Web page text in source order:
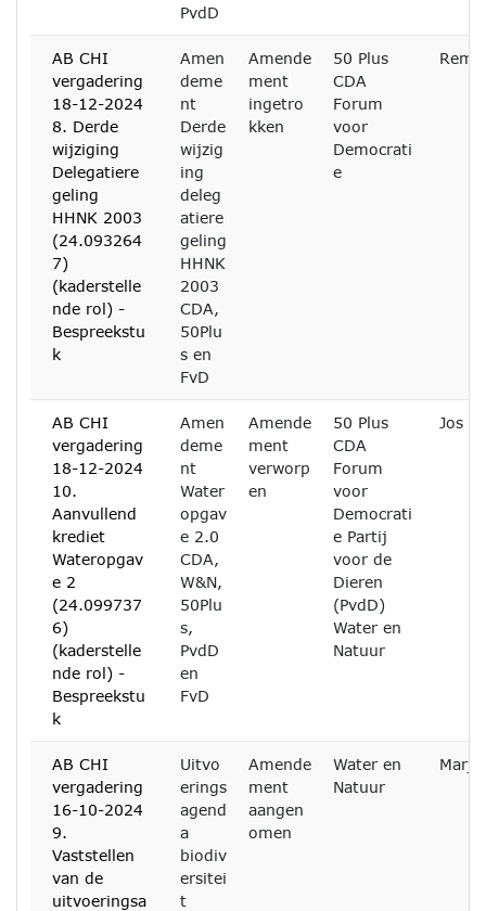
PvdD
AB CHI
vergadering
18-12-2024
8. Derde
wijziging
Delegatiere
geling
HHNK 2003
(24.093264
7)
(kaderstelle
nde rol) -
Bespreekstu
k
Amen
deme
nt
Derde
wijzig
ing
deleg
atiere
geling
HHNK
2003
CDA,
50Plu
s en
FvD
Amende
ment
ingetro
kken
50 Plus
CDA
Forum
voor
Democrati
e
AB CHI
vergadering
18-12-2024
10.
Aanvullend
krediet
Wateropgav
e 2
(24.099737
6)
(kaderstelle
nde rol) -
Bespreekstu
k
Amen
deme
nt
Water
opgav
e 2.0
CDA,
W&N,
50Plu
s,
PvdD
en
FvD
Amende
ment
verworp
en
50 Plus
CDA
Forum
voor
Democrati
e Partij
voor de
Dieren
(PvdD)
Water en
Natuur
Jos
AB CHI
vergadering
16-10-2024
9.
Vaststellen
van de
uitvoeringsa
Uitvo
erings
agend
a
biodiv
ersitei
t
Amende
ment
aangen
omen
Water en
Natuur